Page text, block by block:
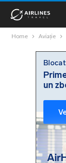
Home Aviație